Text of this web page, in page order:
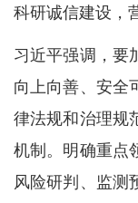
科研诚信建设，
习近平强调，要
向上向善、安全
律法规和治理规
机制。明确重点
风险研判、监测